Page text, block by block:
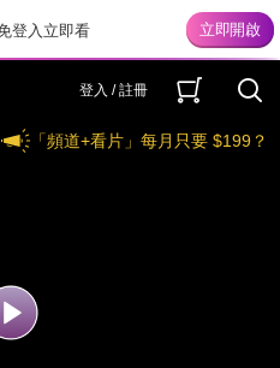
登入立即看
登入 / 註冊
「頻道+看片」每月只要 $199？